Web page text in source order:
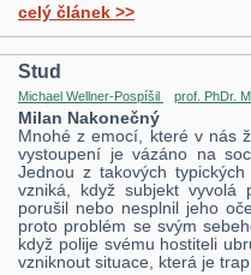
celý článek >>
Stud
Michael Wellner-Pospíšil prof. PhDr.
Milan Nakonečný
Mnohé z emocí, které v nás
vystoupení je vázáno na
Jednou z takových
vzniká, když subjekt vyvolá
porušil nebo nesplnil jeho
proto problém se svým
když polije svému hostiteli
vzniknout situace, která je